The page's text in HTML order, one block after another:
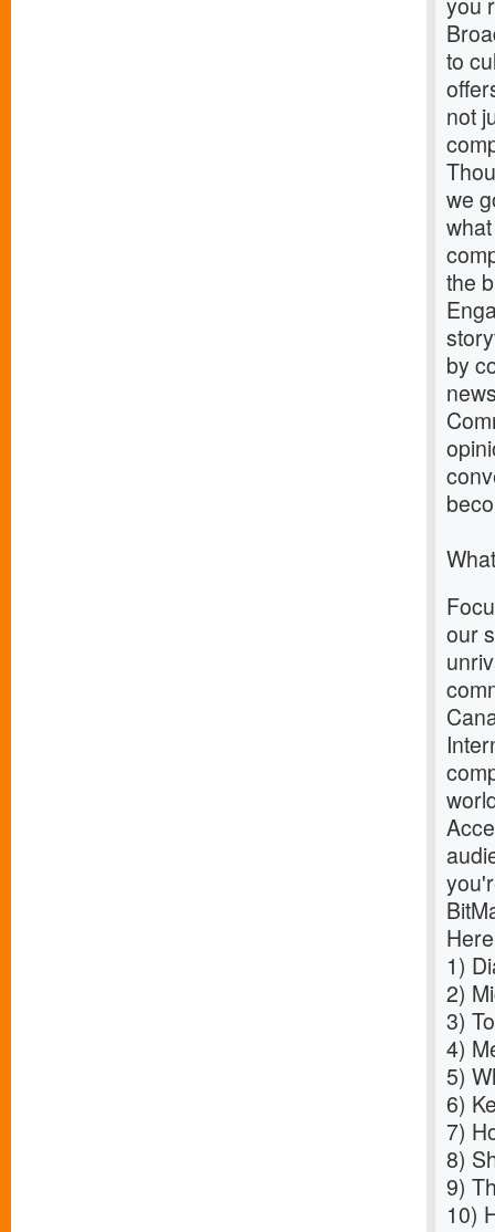
to
not
we
the
by
our
1)
2)
3)
4)
5)
6)
7)
8)
9)
10)